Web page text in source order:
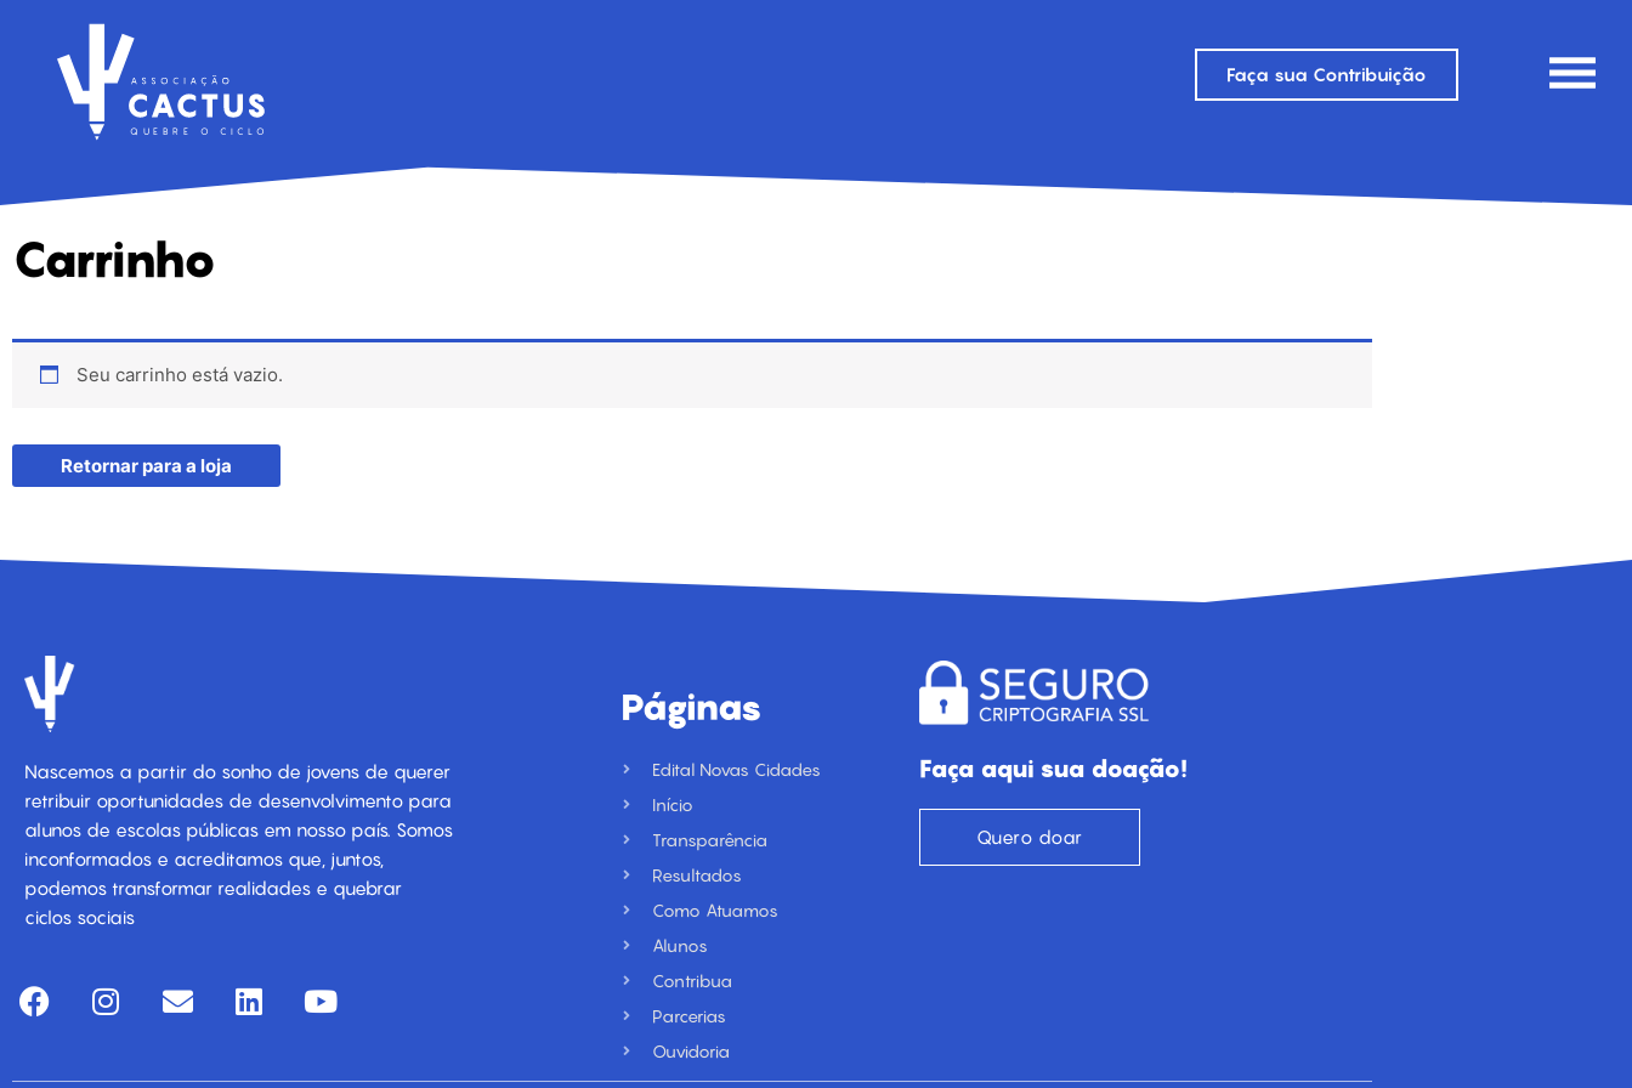
conteúdo
Q UE B R E O C I C L O
Faça sua Contribuição
Carrinho
Seu carrinho está vazio.
Retornar para a loja
Nascemos a partir do sonho de jovens de querer
retribuir oportunidades de desenvolvimento para
alunos de escolas públicas em nosso país. Somos
inconformados e acreditamos que, juntos,
podemos transformar realidades e quebrar
ciclos sociais
F
a
e
I
n
t
E
n
e
L
i
k
Y
o
t
Páginas
Edital Novas Cidades
Início
Transparência
Resultados
Como Atuamos
Alunos
Contribua
Parcerias
Ouvidoria
Faça aqui sua doação!
Quero doar